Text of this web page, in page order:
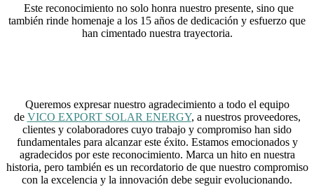
Este reconocimiento no solo honra nuestro presente, sino que
también rinde homenaje a los 15 años de dedicación y esfuerzo que
han cimentado nuestra trayectoria.
Queremos expresar nuestro agradecimiento a todo el equipo
de VICO EXPORT SOLAR ENERGY, a nuestros proveedores,
clientes y colaboradores cuyo trabajo y compromiso han sido
fundamentales para alcanzar este éxito. Estamos emocionados y
agradecidos por este reconocimiento. Marca un hito en nuestra
historia, pero también es un recordatorio de que nuestro compromiso
con la excelencia y la innovación debe seguir evolucionando.